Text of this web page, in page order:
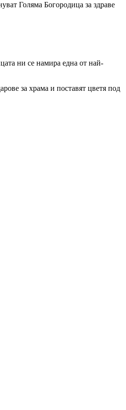
Голяма Богородица за здраве
ни се намира една от най-
за храма и поставят цветя под